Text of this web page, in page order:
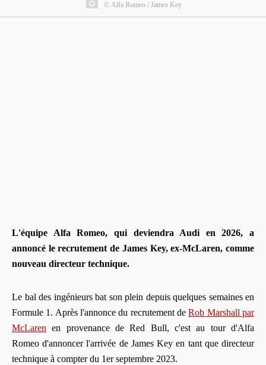
© Alfa Romeo / James Key
L'équipe Alfa Romeo, qui deviendra Audi en 2026, a
annoncé le recrutement de James Key, ex-McLaren, comme
nouveau directeur technique.
Le bal des ingénieurs bat son plein depuis quelques semaines en
Formule 1. Après l'annonce du recrutement deRob Marshall par
McLaren en provenance de Red Bull, c'est au tour d'Alfa
Romeo d'annoncer l'arrivée de James Key en tant que directeur
technique à compter du 1er septembre 2023.